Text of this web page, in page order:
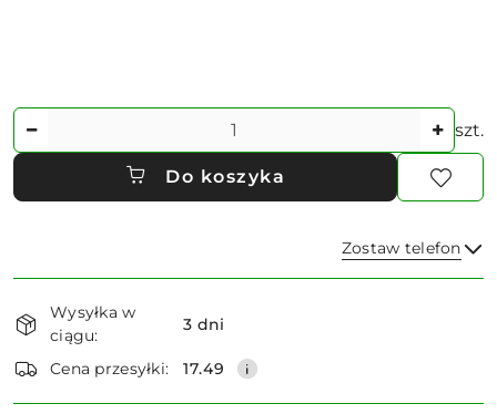
Ilość szt.
Do koszyka
Zostaw telefon
i
dostawa
Wysyłka w
ciągu:
3 dni
Cena przesyłki: 17.49